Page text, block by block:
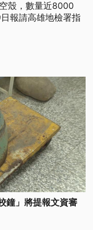
殼，數量近8000
報請高雄地檢署指
鐘」將提報文資審